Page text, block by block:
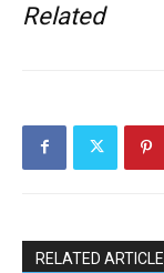
Related
RELATED